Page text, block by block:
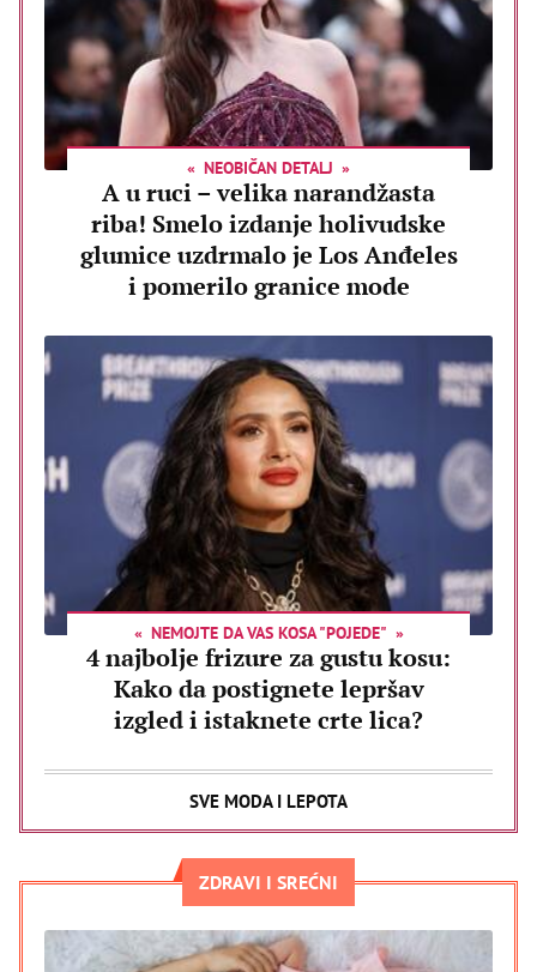
NEOBIČAN DETALJ
A u ruci – velika narandžasta
riba! Smelo izdanje holivudske
glumice uzdrmalo je Los Anđeles
i pomerilo granice mode
NEMOJTE DA VAS KOSA "POJEDE"
4 najbolje frizure za gustu kosu:
Kako da postignete lepršav
izgled i istaknete crte lica?
SVE MODA I LEPOTA
ZDRAVI I SREĆNI